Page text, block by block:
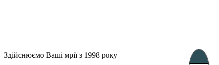
Здійснюємо Ваші мрії з 1998 року